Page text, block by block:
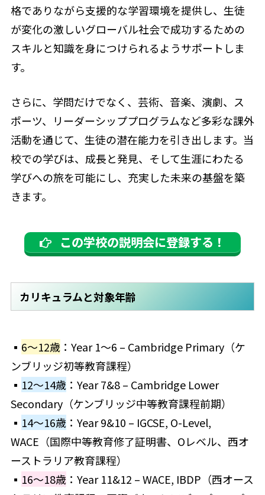
格でありながら支援的な学習環境を提供し、生徒
が変化の激しいグローバル社会で成功するための
スキルと知識を身につけられるようサポートしま
す。
さらに、学問だけでなく、芸術、音楽、演劇、ス
ポーツ、リーダーシッププログラムなど多彩な課外
活動を通じて、生徒の潜在能力を引き出します。当
校での学びは、成長と発見、そして生涯にわたる
学びへの旅を可能にし、充実した未来の基盤を築
きます。
この学校の説明会に登録する！
カリキュラムと対象年齢
▪ 6〜12歳：Year 1～6 – Cambridge Primary（ケ
ンブリッジ初等教育課程）
▪ 12〜14歳：Year 7&8 – Cambridge Lower
Secondary（ケンブリッジ中等教育課程前期）
▪ 14〜16歳：Year 9&10 – IGCSE, O-Level,
WACE（国際中等教育修了証明書、Oレベル、西オ
ーストラリア教育課程）
▪ 16〜18歳：Year 11&12 – WACE, IBDP（西オース